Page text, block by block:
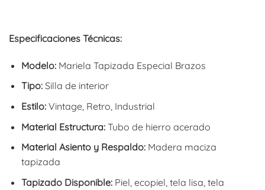
Especificaciones Técnicas:
Modelo:Mariela Tapizada Especial Brazos
Tipo:Silla de interior
Estilo:Vintage, Retro, Industrial
Material Estructura:Tubo de hierro acerado
Material Asiento y Respaldo:Madera maciza
tapizada
Tapizado Disponible:Piel, ecopiel, tela lisa, tela